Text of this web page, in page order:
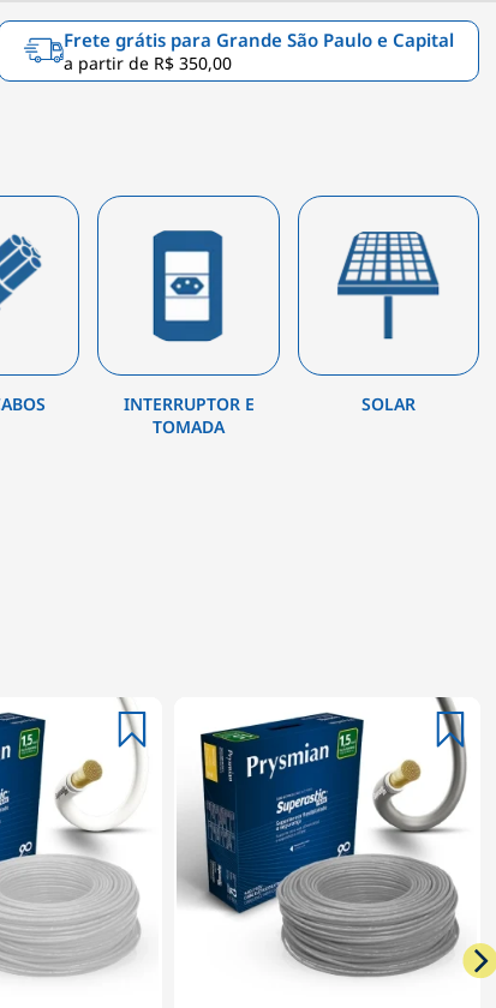
Frete grátis para Grande São Paulo e Capital
a partir de R$ 350,00
INTERRUPTOR E
TOMADA
SOLAR